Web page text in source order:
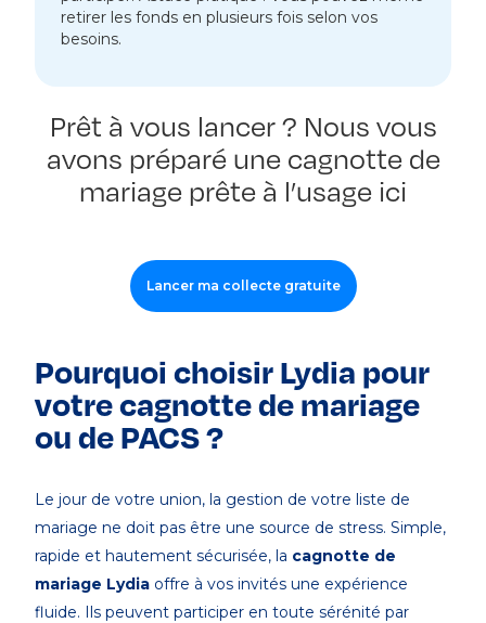
retirer les fonds en plusieurs fois selon vos
besoins.
Prêt à vous lancer ? Nous vous
avons préparé une cagnotte de
mariage prête à l’usage ici
Lancer ma collecte gratuite
Pourquoi choisir Lydia pour
votre cagnotte de mariage
ou de PACS ?
Le jour de votre union, la gestion de votre liste de
mariage ne doit pas être une source de stress. Simple,
rapide et hautement sécurisée, la cagnotte de
mariage Lydia offre à vos invités une expérience
fluide. Ils peuvent participer en toute sérénité par